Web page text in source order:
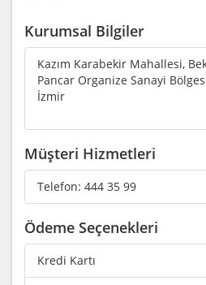
Kurumsal Bilgiler
Kazım Karabekir Mahallesi,
Pancar Organize Sanayi
İzmir
Müşteri Hizmetleri
Telefon: 444 35 99
Ödeme Seçenekleri
Kredi Kartı